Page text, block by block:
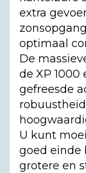
extra
optimaal
De
de XP
gefreesde
U kunt
goed einde
grotere en